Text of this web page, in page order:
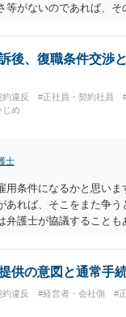
等がないのであれば、
後、復職条件交渉
違反 #正社員・契約社員
じめ
士
用条件になるかと思いま
あれば、そこをまた争
弁護士が協議すること
発生することもありま
てくれるかもしれません
供の意図と通常手
違反 #経営者・会社側 #